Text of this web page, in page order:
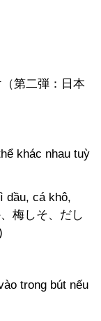
第二弾：日本
khác nhau tuỳ
dầu, cá khô,
梅しそ、だし
trong bút nếu